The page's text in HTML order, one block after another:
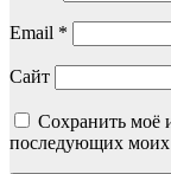
Email *
Сайт
Сохранить моё
последующих моих